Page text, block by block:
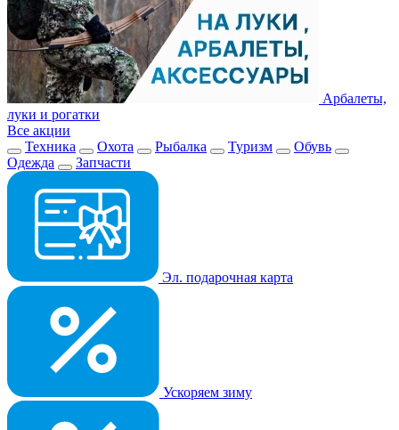
Арбалеты,
луки и рогатки
Все акции
Техника
Охота Рыбалка Туризм
Обувь
Одежда
Запчасти
Эл. подарочная карта
Ускоряем зиму